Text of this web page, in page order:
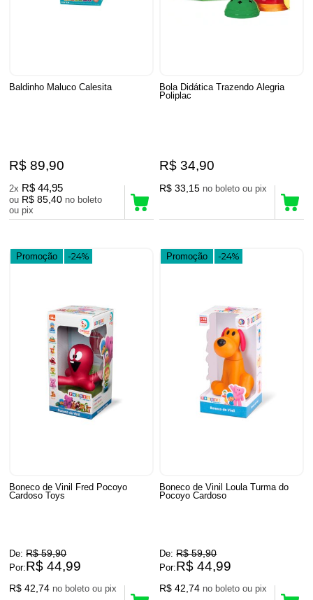
Baldinho Maluco Calesita
R$ 89,90
2x R$ 44,95
ou R$ 85,40 no boleto
ou pix
Bola Didática Trazendo Alegria
Poliplac
R$ 34,90
R$ 33,15 no boleto ou pix
Promoção -24%
Boneco de Vinil Fred Pocoyo
Cardoso Toys
De: R$ 59,90
Por:R$ 44,99
R$ 42,74 no boleto ou pix
Promoção -24%
Boneco de Vinil Loula Turma do
Pocoyo Cardoso
De: R$ 59,90
Por:R$ 44,99
R$ 42,74 no boleto ou pix